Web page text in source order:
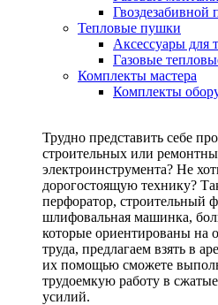
Гвоздезабивной
Тепловые пушки
Аксессуары для
Газовые
Комплекты мастера
Комплекты
Трудно представить себе
строительных или
электроинструмента? Не
дорогостоящую технику?
перфоратор, строительный
шлифовальная машинка,
которые ориентированы на
труда, предлагаем взять в
их помощью сможете
трудоемкую работу в
усилий.